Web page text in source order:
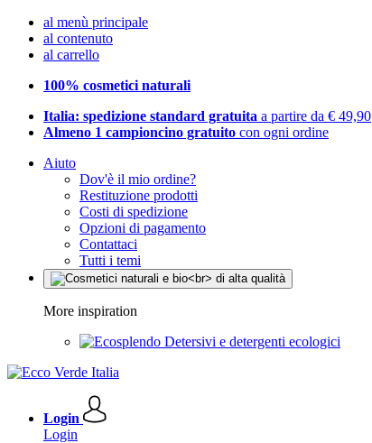
al menù principale
al contenuto
al carrello
100% cosmetici naturali
Italia: spedizione standard gratuita a partire da € 49,90
Almeno 1 campioncino gratuito con ogni ordine
Aiuto
Dov'è il mio ordine?
Restituzione prodotti
Costi di spedizione
Opzioni di pagamento
Contattaci
Tutti i temi
More inspiration
Detersivi e detergenti ecologici
Login
Login